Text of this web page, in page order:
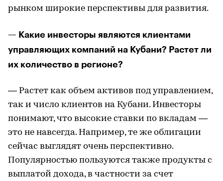
рынком широкие перспективы для развития.
— Какие инвесторы являются клиентами
управляющих компаний на Кубани? Растет ли
их количество в регионе?
— Растет как объем активов под управлением,
так и число клиентов на Кубани. Инвесторы
понимают, что высокие ставки по вкладам —
это не навсегда. Например, те же облигации
сейчас выглядят очень перспективно.
Популярностью пользуются также продукты с
выплатой дохода, в частности за счет